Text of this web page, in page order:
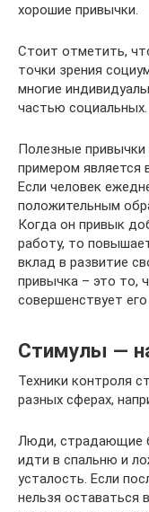
хорошие привычки.
Стоит отметить,
точки зрения
многие
частью социальных.
Полезные
примером является
Если человек
положительным
Когда он привык
работу, то
вклад в развитие
привычка – это то,
совершенствует его
Стимулы —
Техники контроля
разных сферах,
Люди, страдающие
идти в спальню и
усталость. Если
нельзя оставаться